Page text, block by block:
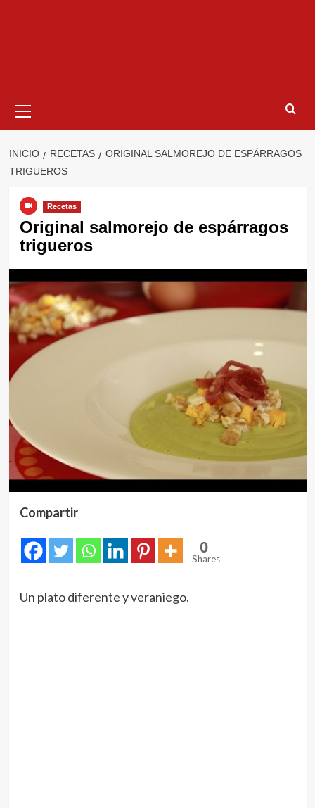
primario
INICIO RECETAS
ORIGINAL SALMOREJO DE ESPÁRRAGOS
TRIGUEROS
Recetas
Original salmorejo de espárragos
trigueros
Compartir
0
Shares
Un plato diferente y veraniego.